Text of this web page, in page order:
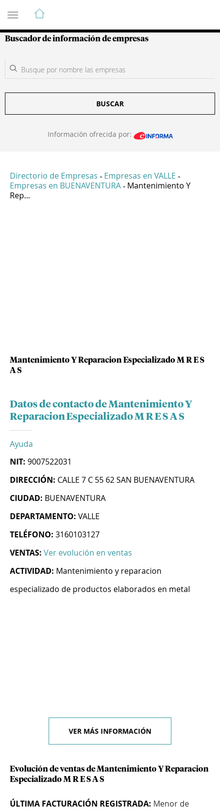
Guía de Empresas Colombianas
Buscador de información de empresas
BUSCAR
Información ofrecida por:
Directorio de Empresas - Empresas en VALLE -
Empresas en BUENAVENTURA - Mantenimiento Y
Rep...
Mantenimiento Y Reparacion Especializado M R E S
A S
Datos de contacto de Mantenimiento Y
Reparacion Especializado M R E S A S
Ayuda
NIT: 9007522031
DIRECCIÓN: CALLE 7 C 55 62 SAN BUENAVENTURA
CIUDAD: BUENAVENTURA
DEPARTAMENTO: VALLE
TELÉFONO: 3160103127
VENTAS: Ver evolución en ventas
ACTIVIDAD: Mantenimiento y reparacion
especializado de productos elaborados en metal
VER MÁS INFORMACIÓN
Evolución de ventas de Mantenimiento Y Reparacion
Especializado M R E S A S
ÚLTIMA FACTURACIÓN REGISTRADA: Menor de